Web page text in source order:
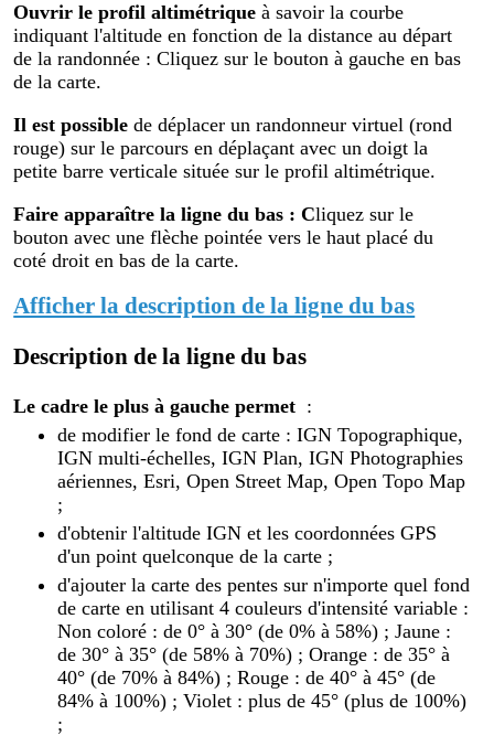
Ouvrir le profil altimétrique à savoir la courbe
indiquant l'altitude en fonction de la distance au départ
de la randonnée : Cliquez sur le bouton à gauche en bas
de la carte.
Il est possible de déplacer un randonneur virtuel (rond
rouge) sur le parcours en déplaçant avec un doigt la
petite barre verticale située sur le profil altimétrique.
Faire apparaître la ligne du bas : Cliquez sur le
bouton avec une flèche pointée vers le haut placé du
coté droit en bas de la carte.
Afficher la description de la ligne du bas
Description de la ligne du bas
Le cadre le plus à gauche permet :
de modifier le fond de carte : IGN Topographique,
IGN multi-échelles, IGN Plan, IGN Photographies
aériennes, Esri, Open Street Map, Open Topo Map
;
d'obtenir l'altitude IGN et les coordonnées GPS
d'un point quelconque de la carte ;
d'ajouter la carte des pentes sur n'importe quel fond
de carte en utilisant 4 couleurs d'intensité variable :
Non coloré : de 0° à 30° (de 0% à 58%) ; Jaune :
de 30° à 35° (de 58% à 70%) ; Orange : de 35° à
40° (de 70% à 84%) ; Rouge : de 40° à 45° (de
84% à 100%) ; Violet : plus de 45° (plus de 100%)
;